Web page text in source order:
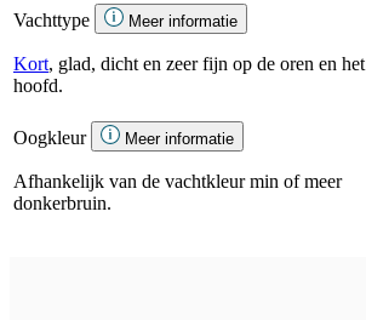
Vachttype Meer informatie
Kort, glad, dicht en zeer fijn op de oren en het
hoofd.
Oogkleur Meer informatie
Afhankelijk van de vachtkleur min of meer
donkerbruin.